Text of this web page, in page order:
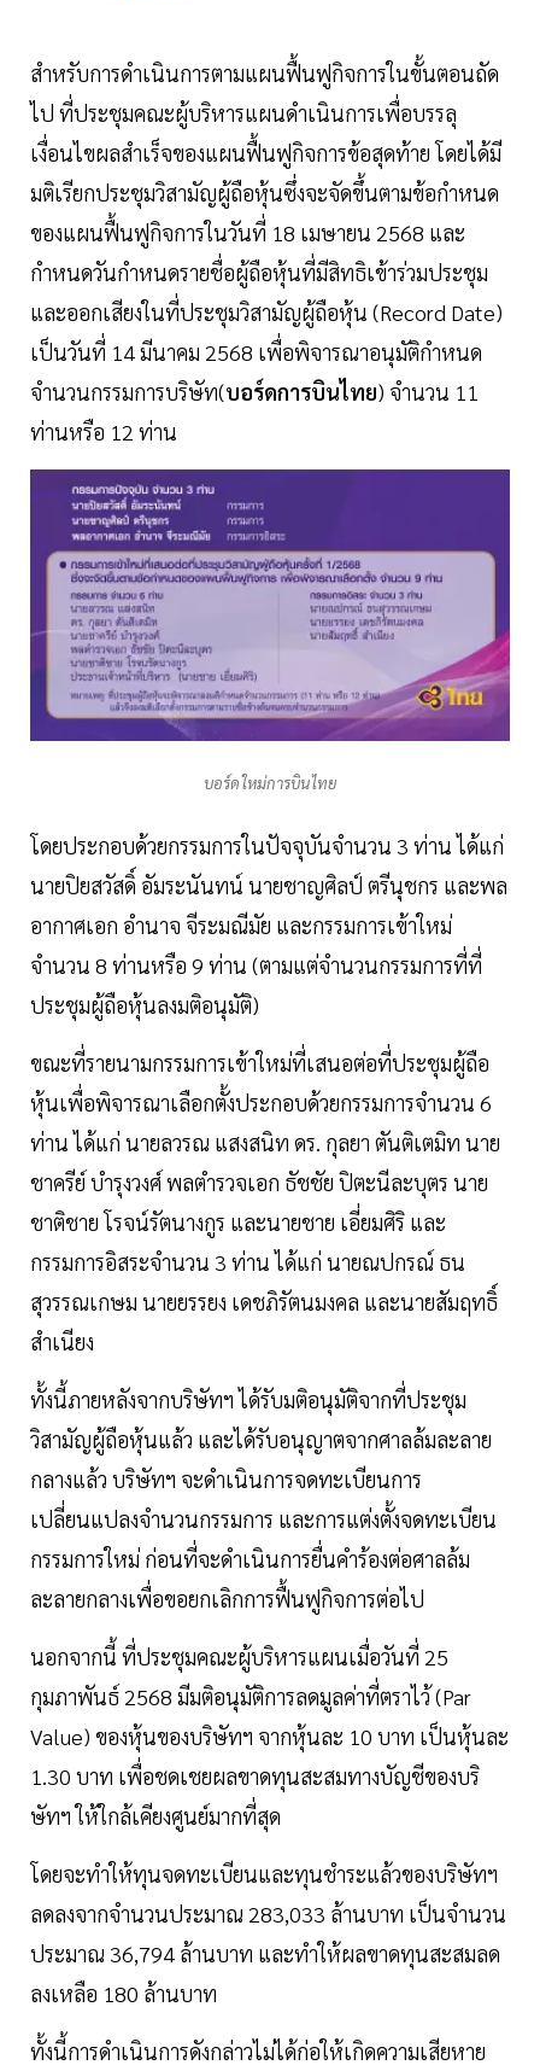
สำหรับการดำเนินการตามแผนฟื้นฟูกิจการในขั้นตอนถัด
ไป ที่ประชุมคณะผู้บริหารแผนดำเนินการเพื่อบรรลุ
เงื่อนไขผลสำเร็จของแผนฟื้นฟูกิจการข้อสุดท้าย โดยได้มี
มติเรียกประชุมวิสามัญผู้ถือหุ้นซึ่งจะจัดขึ้นตามข้อกำหนด
ของแผนฟื้นฟูกิจการในวันที่ 18 เมษายน 2568 และ
กำหนดวันกำหนดรายชื่อผู้ถือหุ้นที่มีสิทธิเข้าร่วมประชุม
และออกเสียงในที่ประชุมวิสามัญผู้ถือหุ้น (Record Date)
เป็นวันที่ 14 มีนาคม 2568 เพื่อพิจารณาอนุมัติกำหนด
จำนวนกรรมการบริษัท(บอร์ดการบินไทย) จำนวน 11
ท่านหรือ 12 ท่าน
บอร์ดใหม่การบินไทย
โดยประกอบด้วยกรรมการในปัจจุบันจำนวน 3 ท่าน ได้แก่
นายปิยสวัสดิ์ อัมระนันทน์ นายชาญศิลป์ ตรีนุชกร และพล
อากาศเอก อำนาจ จีระมณีมัย และกรรมการเข้าใหม่
จำนวน 8 ท่านหรือ 9 ท่าน (ตามแต่จำนวนกรรมการที่ที่
ประชุมผู้ถือหุ้นลงมติอนุมัติ)
ขณะที่รายนามกรรมการเข้าใหม่ที่เสนอต่อที่ประชุมผู้ถือ
หุ้นเพื่อพิจารณาเลือกตั้งประกอบด้วยกรรมการจำนวน 6
ท่าน ได้แก่ นายลวรณ แสงสนิท ดร. กุลยา ตันติเตมิท นาย
ชาครีย์ บำรุงวงศ์ พลตำรวจเอก ธัชชัย ปิตะนีละบุตร นาย
ชาติชาย โรจน์รัตนางกูร และนายชาย เอี่ยมศิริ และ
กรรมการอิสระจำนวน 3 ท่าน ได้แก่ นายณปกรณ์ ธน
สุวรรณเกษม นายยรรยง เดชภิรัตนมงคล และนายสัมฤทธิ์
สำเนียง
ทั้งนี้ภายหลังจากบริษัทฯ ได้รับมติอนุมัติจากที่ประชุม
วิสามัญผู้ถือหุ้นแล้ว และได้รับอนุญาตจากศาลล้มละลาย
กลางแล้ว บริษัทฯ จะดำเนินการจดทะเบียนการ
เปลี่ยนแปลงจำนวนกรรมการ และการแต่งตั้งจดทะเบียน
กรรมการใหม่ ก่อนที่จะดำเนินการยื่นคำร้องต่อศาลล้ม
ละลายกลางเพื่อขอยกเลิกการฟื้นฟูกิจการต่อไป
นอกจากนี้ ที่ประชุมคณะผู้บริหารแผนเมื่อวันที่ 25
กุมภาพันธ์ 2568 มีมติอนุมัติการลดมูลค่าที่ตราไว้ (Par
Value) ของหุ้นของบริษัทฯ จากหุ้นละ 10 บาท เป็นหุ้นละ
1.30 บาท เพื่อชดเชยผลขาดทุนสะสมทางบัญชีของบริ
ษัทฯ ให้ใกล้เคียงศูนย์มากที่สุด
โดยจะทำให้ทุนจดทะเบียนและทุนชำระแล้วของบริษัทฯ
ลดลงจากจำนวนประมาณ 283,033 ล้านบาท เป็นจำนวน
ประมาณ 36,794 ล้านบาท และทำให้ผลขาดทุนสะสมลด
ลงเหลือ 180 ล้านบาท
ทั้งนี้การดำเนินการดังกล่าวไม่ได้ก่อให้เกิดความเสียหาย